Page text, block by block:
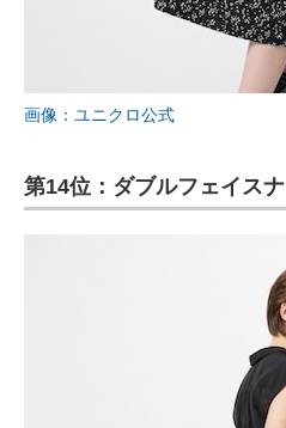
画像：ユニクロ公式
第14位：ダブルフェイス